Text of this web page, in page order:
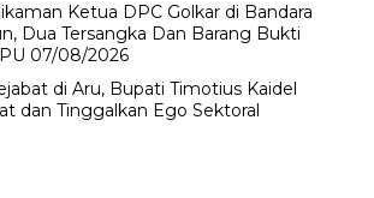
Ketua DPC Golkar di Bandara
Dua Tersangka Dan Barang Bukti
07/08/2026
di Aru, Bupati Timotius Kaidel
dan Tinggalkan Ego Sektoral